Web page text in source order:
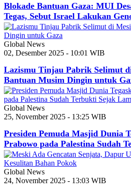
Blokade Bantuan Gaza: MUI
Tegas, Sebut Israel Lakukan
Global News
02, Desember 2025 - 10:01 WIB
Lazismu Tinjau Pabrik Selimut
Bantuan Musim Dingin untuk
Global News
25, November 2025 - 13:25 WIB
Presiden Pemuda Masjid Dunia
Prabowo pada Palestina Sudah
Global News
24, November 2025 - 13:03 WIB